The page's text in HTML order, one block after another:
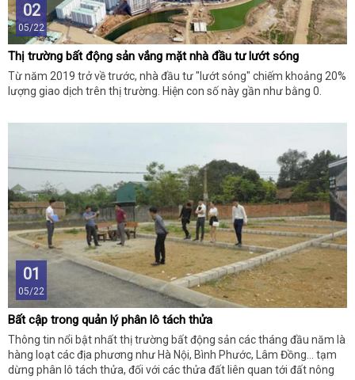
02
05/22
Thị trường bất động sản vắng mặt nhà đầu tư lướt sóng
Từ năm 2019 trở về trước, nhà đầu tư "lướt sóng" chiếm khoảng 20%
lượng giao dịch trên thị trường. Hiện con số này gần như bằng 0.
01
05/22
Bất cập trong quản lý phân lô tách thửa
Thông tin nổi bật nhất thị trường bất động sản các tháng đầu năm là
hàng loạt các địa phương như Hà Nội, Bình Phước, Lâm Đồng… tạm
dừng phân lô tách thửa, đối với các thửa đất liên quan tới đất nông